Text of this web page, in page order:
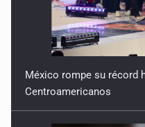
México rompe su récord
Centroamericanos